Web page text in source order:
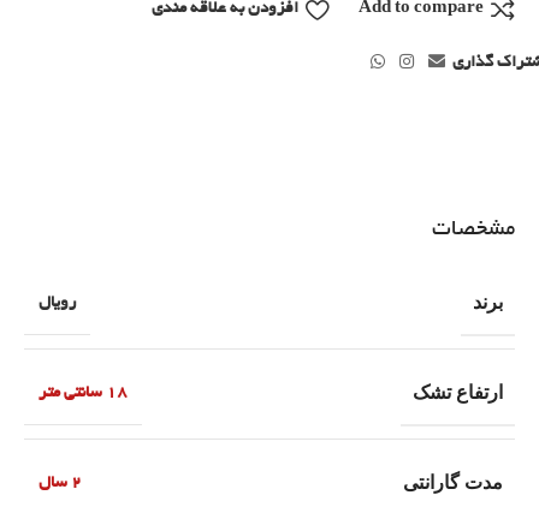
Add to compare افزودن به علاقه مندی
گذاری
مشخصات
برند رویال
ارتفاع تشک 18 سانتی متر
مدت گارانتی 2 سال